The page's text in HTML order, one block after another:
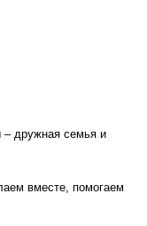
– дружная семья и
вместе, помогаем